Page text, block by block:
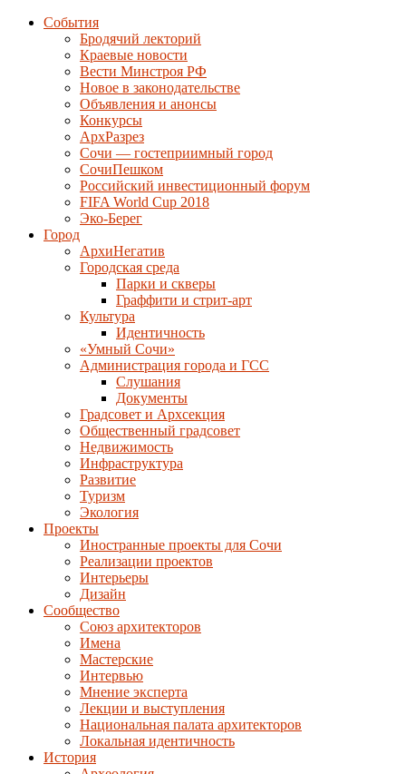
События
Бродячий лекторий
Краевые новости
Вести Минстроя РФ
Новое в законодательстве
Объявления и анонсы
Конкурсы
АрхРазрез
Сочи — гостеприимный город
СочиПешком
Российский инвестиционный форум
FIFA World Cup 2018
Эко-Берег
Город
АрхиНегатив
Городская среда
Парки и скверы
Граффити и стрит-арт
Культура
Идентичность
«Умный Сочи»
Администрация города и ГСС
Слушания
Документы
Градсовет и Архсекция
Общественный градсовет
Недвижимость
Инфраструктура
Развитие
Туризм
Экология
Проекты
Иностранные проекты для Сочи
Реализации проектов
Интерьеры
Дизайн
Сообщество
Союз архитекторов
Имена
Мастерские
Интервью
Мнение эксперта
Лекции и выступления
Национальная палата архитекторов
Локальная идентичность
История